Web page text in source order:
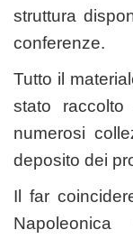
struttura
conferenze.
Tutto il
stato
numerosi
deposito dei
Il far